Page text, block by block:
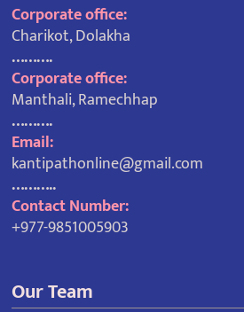
Corporate office:
Charikot, Dolakha
……….
Corporate office:
Manthali, Ramechhap
……….
Email:
kantipathonline@gmail.com
………..
Contact Number:
+977-9851005903
Our Team